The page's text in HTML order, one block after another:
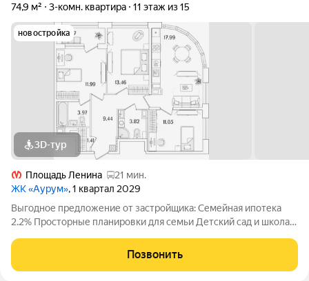
74,9 м²
3-комн. квартира 11 этаж из 15
новостройка
3D-тур
Площадь Ленина
21 мин.
ЖК «Аурум», 1 квартал 2029
Выгодное предложение от застройщика: Семейная ипотека
2.2% Просторные планировки для семьи Детский сад и школа
Подземный паркинг со спуском на лифте Дизайнерские лобби
с арт-объектом
Позвонить